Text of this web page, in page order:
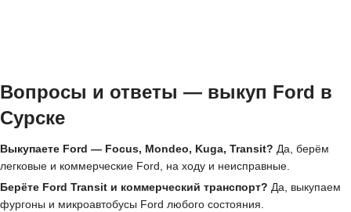
Вопросы и ответы — выкуп Ford в
Сурске
Выкупаете Ford — Focus, Mondeo, Kuga, Transit? Да, берём
легковые и коммерческие Ford, на ходу и неисправные.
Берёте Ford Transit и коммерческий транспорт? Да, выкупаем
фургоны и микроавтобусы Ford любого состояния.